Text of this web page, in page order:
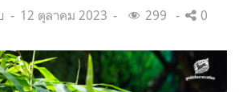
Posted
12 ตุลาคม 2023 299 0